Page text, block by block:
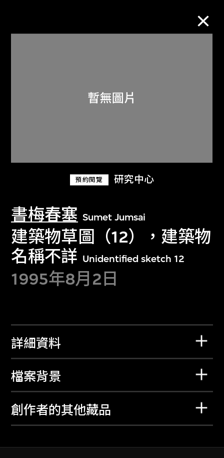
預約閱覽 研究中心
書梅春塞 Sumet Jumsai
建築物草圖（12），建築物
名稱不詳 Unidentified sketch 12
1995年8月2日
詳細資料
檔案背景
創作者的其他藏品
關於M+藏品
探索世界頂級的二十及二十一世紀視覺
文化藏品。